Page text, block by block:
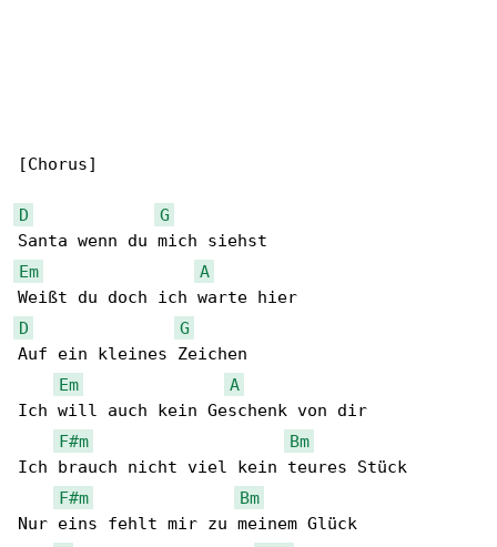
[Chorus]
D
G
Em
A
D
G
Auf ein kleines Zeichen
Em
A
Ich will auch kein Geschenk von dir
F#m
Bm
Ich brauch nicht viel kein teures Stück
F#m
Bm
Nur eins fehlt mir zu meinem Glück